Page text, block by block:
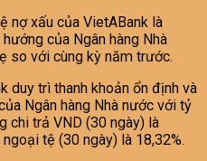
xấu của VietABank là
của Ngân hàng Nhà
so với cùng kỳ năm trước.
duy trì thanh khoản ổn định và
Ngân hàng Nhà nước với tỷ
chi trả VND (30 ngày) là
tệ (30 ngày) là 18,32%.